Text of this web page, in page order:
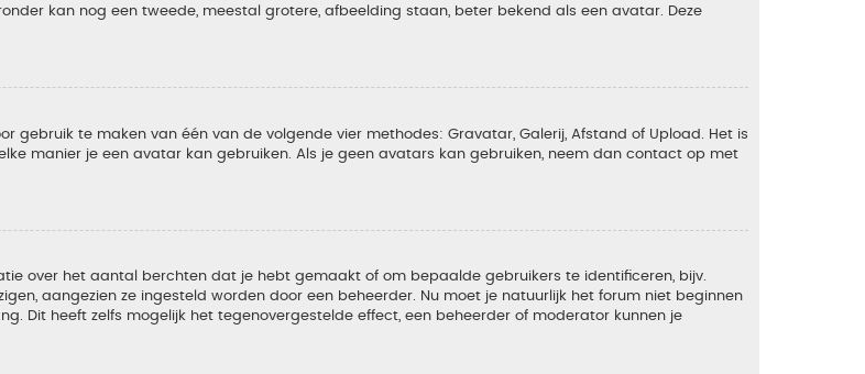
kan nog een tweede, meestal grotere, afbeelding staan, beter bekend als een avatar. Deze
gebruik te maken van één van de volgende vier methodes: Gravatar, Galerij, Afstand of Upload. Het is
manier je een avatar kan gebruiken. Als je geen avatars kan gebruiken, neem dan contact op met
over het aantal berchten dat je hebt gemaakt of om bepaalde gebruikers te identificeren, bijv.
aangezien ze ingesteld worden door een beheerder. Nu moet je natuurlijk het forum niet beginnen
Dit heeft zelfs mogelijk het tegenovergestelde effect, een beheerder of moderator kunnen je